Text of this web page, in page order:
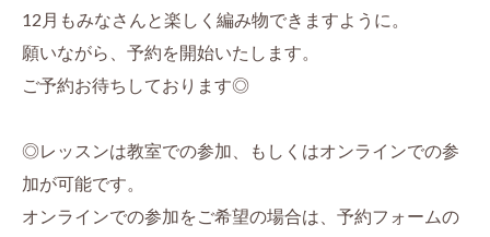
12月もみなさんと楽しく編み物できますように。
願いながら、予約を開始いたします。
ご予約お待ちしております◎
◎レッスンは教室での参加、もしくはオンラインでの参
加が可能です。
オンラインでの参加をご希望の場合は、予約フォームの